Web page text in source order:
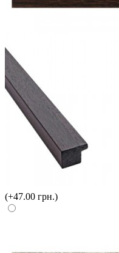
(+47.00 грн.)